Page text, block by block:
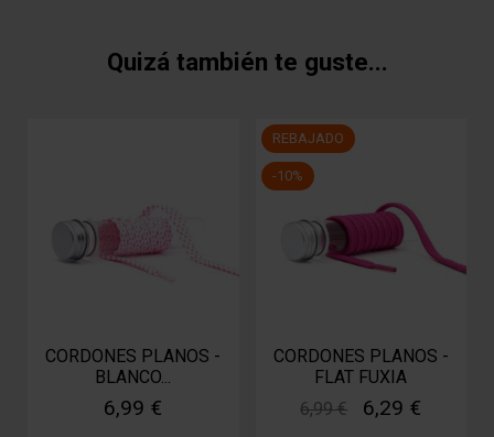
Quizá también te guste...
CORDONES PLANOS -
BLANCO...
6,99 €
CORDONES PLANOS -
FLAT FUXIA
6,99 €
6,29 €
REBAJADO
-10%